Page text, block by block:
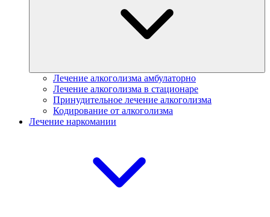
Лечение алкоголизма амбулаторно
Лечение алкоголизма в стационаре
Принудительное лечение алкоголизма
Кодирование от алкоголизма
Лечение наркомании